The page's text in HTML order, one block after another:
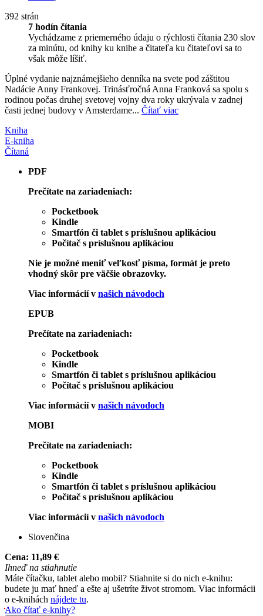
392 strán
7 hodín čítania
Vychádzame z priemerného údaju o rýchlosti čítania 230 slov
za minútu, od knihy ku knihe a čitateľa ku čitateľovi sa to
však môže líšiť.
Úplné vydanie najznámejšieho denníka na svete pod záštitou
Nadácie Anny Frankovej. Trinásťročná Anna Franková sa spolu s
rodinou počas druhej svetovej vojny dva roky ukrývala v zadnej
časti jednej budovy v Amsterdame... Čítať viac
Kniha
E-kniha
Čítaná
PDF
Prečítate na zariadeniach:
Pocketbook
Kindle
Smartfón či tablet s príslušnou aplikáciou
Počítač s príslušnou aplikáciou
Nie je možné meniť veľkosť písma, formát je preto
vhodný skôr pre väčšie obrazovky.
Viac informácií v našich návodoch
EPUB
Prečítate na zariadeniach:
Pocketbook
Kindle
Smartfón či tablet s príslušnou aplikáciou
Počítač s príslušnou aplikáciou
Viac informácií v našich návodoch
MOBI
Prečítate na zariadeniach:
Pocketbook
Kindle
Smartfón či tablet s príslušnou aplikáciou
Počítač s príslušnou aplikáciou
Viac informácií v našich návodoch
Slovenčina
Cena: 11,89 €
Ihneď na stiahnutie
Máte čítačku, tablet alebo mobil? Stiahnite si do nich e-knihu:
budete ju mať hneď a ešte aj ušetríte život stromom. Viac informácii
o e-knihách nájdete tu.
Ako čítať e-knihy?